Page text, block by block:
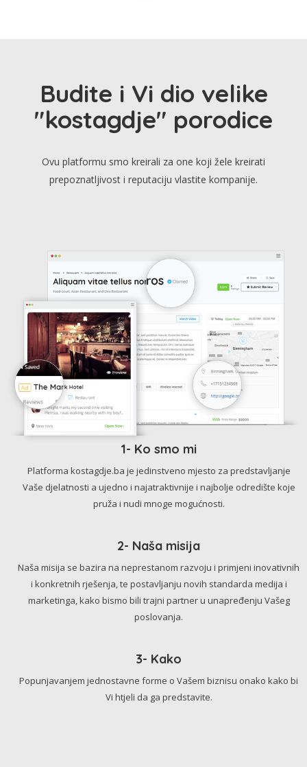
Budite i Vi dio velike
"kostagdje" porodice
Ovu platformu smo kreirali za one koji žele kreirati
prepoznatljivost i reputaciju vlastite kompanije.
1- Ko smo mi
Platforma kostagdje.ba je jedinstveno mjesto za predstavljanje
Vaše djelatnosti a ujedno i najatraktivnije i najbolje odredište koje
pruža i nudi mnoge mogućnosti.
2- Naša misija
Naša misija se bazira na neprestanom razvoju i primjeni inovativnih
i konkretnih rješenja, te postavljanju novih standarda medija i
marketinga, kako bismo bili trajni partner u unapređenju Vašeg
poslovanja.
3- Kako
Popunjavanjem jednostavne forme o Vašem biznisu onako kako bi
Vi htjeli da ga predstavite.